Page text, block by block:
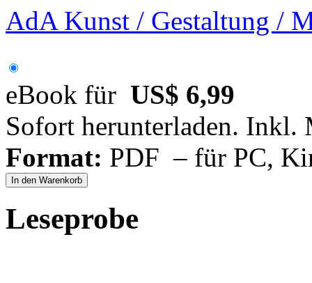
AdA Kunst / Gestaltung /
eBook für US$ 6,99
Sofort herunterladen. Inkl.
Format: PDF – für PC,
In den Warenkorb
Leseprobe